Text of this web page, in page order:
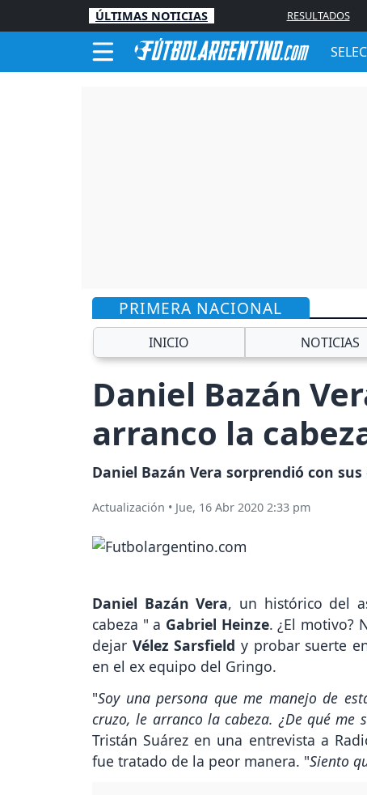
ÚLTIMAS NOTICIAS RESULTADOS
PRIMERA NACIONAL
INICIO NOTICIAS
Daniel Bazán
arranco la
Daniel Bazán Vera sorprendió con
Actualización • Jue, 16 Abr 2020 2:33 pm
Daniel Bazán Vera, un histórico del
cabeza " a Gabriel Heinze. ¿El motivo?
dejar Vélez Sarsfield y probar suerte
en el ex equipo del Gringo.
"Soy una persona que me manejo de
cruzo, le arranco la cabeza. ¿De qué me
Tristán Suárez en una entrevista a
fue tratado de la peor manera. "Siento